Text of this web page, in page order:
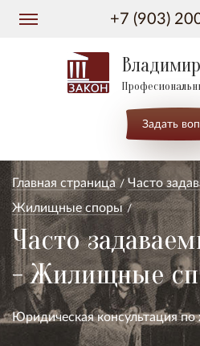
+7 (903)
Задать
Главная страница
Часто
Жилищные споры
Часто
- Жилищные
Юридическая консультация